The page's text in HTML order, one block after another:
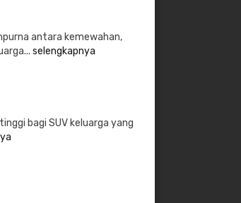
antara kemewahan,
selengkapnya
bagi SUV keluarga yang